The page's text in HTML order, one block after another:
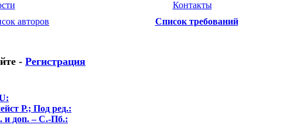
Контакты
авторов Список требований
- Регистрация
Р.; Под ред.:
и доп. – С.-Пб.: